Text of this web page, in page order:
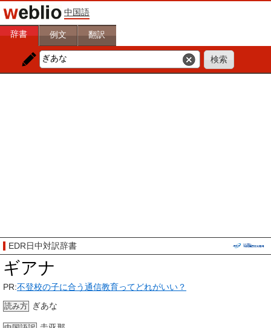
中国語
辞書 例文 翻訳
EDR日中対訳辞書
ギアナ
PR:不登校の子に合う通信教育ってどれがいい？
読み方 ぎあな